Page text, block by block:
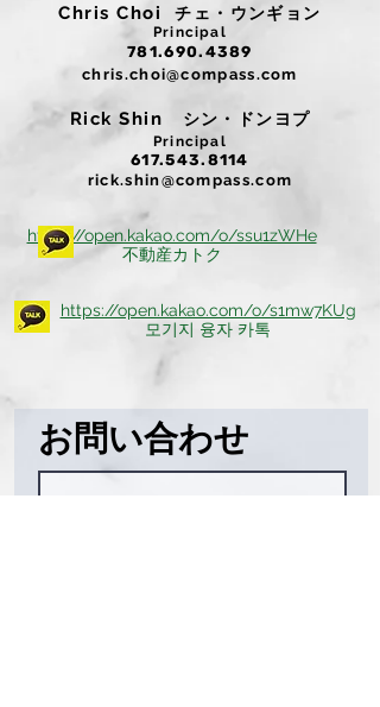
Chris Choiチェ・ウンギョン
Principal
781.690.4389
chris.choi@compass.com
Rick Shin シン・ドンヨプ
Principal
617.543.8114
rick.shin@compass.com
https://open.kakao.com/o/ssu1zWHe
不動産カトク
https://open.kakao.com/o/s1mw7KUg
​모기지 융자 카톡
お問い合わせ